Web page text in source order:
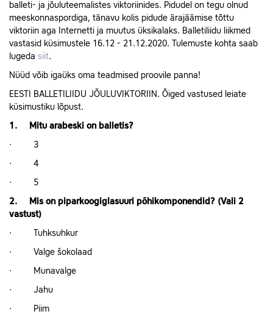
balleti- ja jõuluteemalistes viktoriinides. Pidudel on tegu olnud
meeskonnaspordiga, tänavu kolis pidude ärajäämise tõttu
viktoriin aga Internetti ja muutus üksikalaks. Balletiliidu liikmed
vastasid küsimustele 16.12 - 21.12.2020. Tulemuste kohta saab
lugeda siit.
Nüüd võib igaüks oma teadmised proovile panna!
EESTI BALLETILIIDU JÕULUVIKTORIIN. Õiged vastused leiate
küsimustiku lõpust.
1. Mitu arabeski on balletis?
· 3
· 4
· 5
2. Mis on piparkoogiglasuuri põhikomponendid? (Vali 2
vastust)
· Tuhksuhkur
· Valge šokolaad
· Munavalge
· Jahu
· Piim